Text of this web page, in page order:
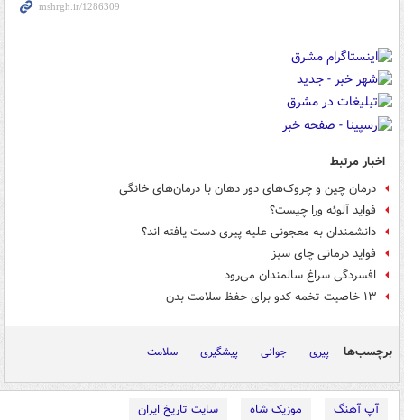
اخبار مرتبط
درمان چین و چروک‌های دور دهان با درمان‌های خانگی
فواید آلوئه ورا چیست؟
دانشمندان به معجونی علیه پیری دست یافته‌ اند؟
فواید درمانی چای سبز
افسردگی سراغ سالمندان می‌رود
۱۳ خاصیت تخمه کدو برای حفظ سلامت بدن
برچسب‌ها پیری جوانی پیشگیری سلامت
آپ آهنگ موزیک شاه
سایت تاریخ ایران